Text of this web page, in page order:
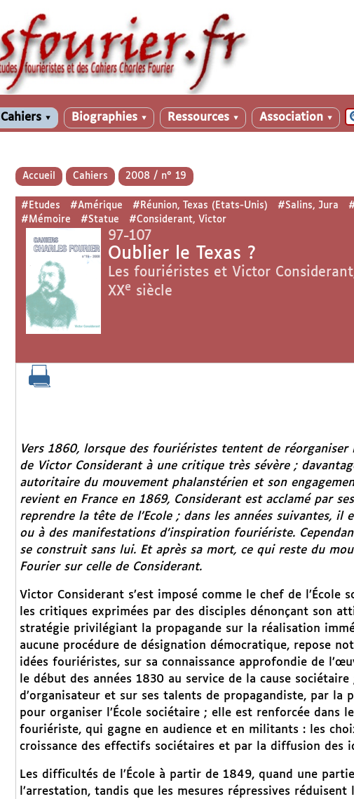
Cahiers ▼ Biographies ▼ Ressources ▼ Association ▼
Accueil Cahiers 2008 / n° 19
#Etudes #Amérique #Réunion, Texas (Etats-Unis) #Salins, Jura
#Mémoire
#Statue #Considerant, Victor
97-107
Oublier le Texas ?
Les fouriéristes et Victor
XXe siècle
Vers 1860, lorsque des fouriéristes tentent de réorganiser
de Victor Considerant à une critique très sévère ;
autoritaire du mouvement phalanstérien et son
revient en France en 1869, Considerant est acclamé par
reprendre la tête de l’Ecole ; dans les années suivantes,
ou à des manifestations d’inspiration fouriériste.
se construit sans lui. Et après sa mort, ce qui reste du
Fourier sur celle de Considerant.
Victor Considerant s’est imposé comme le chef de
les critiques exprimées par des disciples dénonçant son
stratégie privilégiant la propagande sur la réalisation
aucune procédure de désignation démocratique, repose
idées fouriéristes, sur sa connaissance approfondie de
le début des années 1830 au service de la cause
d’organisateur et sur ses talents de propagandiste, par la
pour organiser l’École sociétaire ; elle est renforcée dans
fouriériste, qui gagne en audience et en militants : les
croissance des effectifs sociétaires et par la diffusion des
Les difficultés de l’École à partir de 1849, quand une
l’arrestation, tandis que les mesures répressives réduisent